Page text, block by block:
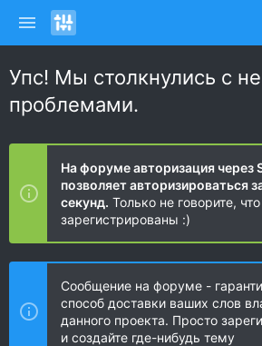
Упс! Мы столкнулись с
проблемами.
На форуме авторизация через
позволяет авторизироваться
секунд. Только не говорите,
зарегистрированы :)
Сообщение на форуме -
способ доставки ваших слов
данного проекта. Просто
и создайте где-нибудь тему